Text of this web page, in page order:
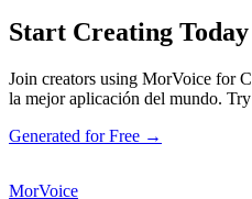
Start Creating Today
Join creators using MorVoice for
la mejor aplicación del mundo.
Generated for Free →
MorVoice